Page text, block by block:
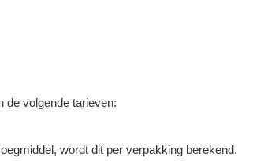
de volgende tarieven:
wordt dit per verpakking berekend.